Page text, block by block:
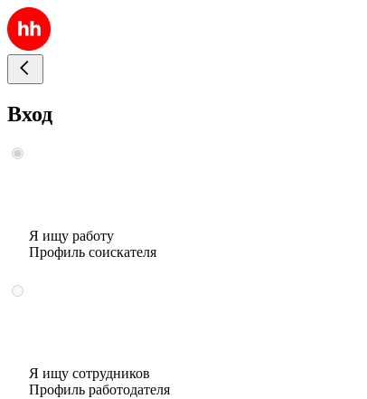
Вход
Я ищу работу
Профиль соискателя
Я ищу сотрудников
Профиль работодателя